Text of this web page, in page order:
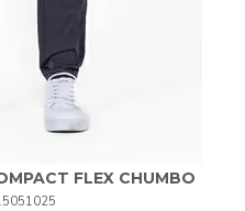
FLEX CHUMBO